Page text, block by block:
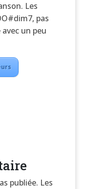
Les
pas
un peu
publiée. Les